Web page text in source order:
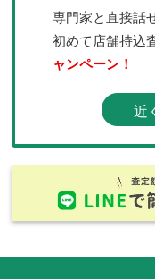
専門家と直接話
初めて店舗持込
ャンペーン！
近